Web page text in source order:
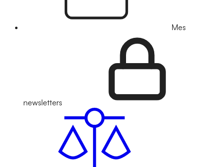
Mes
newsletters